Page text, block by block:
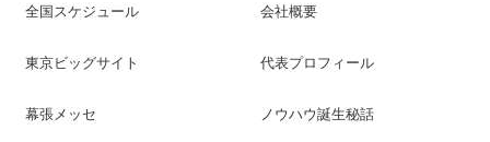
全国スケジュール
東京ビッグサイト
幕張メッセ
会社概要
代表プロフィール
ノウハウ誕生秘話